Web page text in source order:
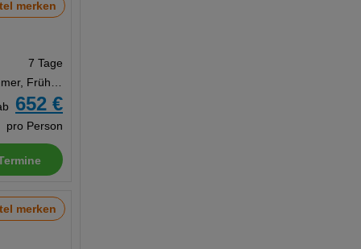
merken
7 Tage
Doppelzimmer, Frühstück
652 €
pro Person
merken